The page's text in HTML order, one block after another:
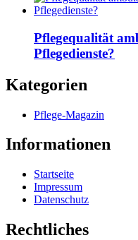
Pflegequalität
Pflegedienste?
Kategorien
Pflege-Magazin
Informationen
Startseite
Impressum
Datenschutz
Rechtliches